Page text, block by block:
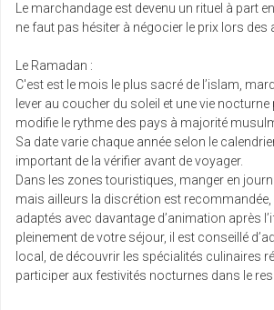
Le marchandage est devenu un rituel à part
ne faut pas hésiter à négocier le prix lors des
Le Ramadan :
C'est est le mois le plus sacré de l’islam,
lever au coucher du soleil et une vie nocturne
modifie le rythme des pays à majorité
Sa date varie chaque année selon le
important de la vérifier avant de voyager.
Dans les zones touristiques, manger en
mais ailleurs la discrétion est
adaptés avec davantage d’animation après
pleinement de votre séjour, il est conseillé
local, de découvrir les spécialités culinaires
participer aux festivités nocturnes dans le